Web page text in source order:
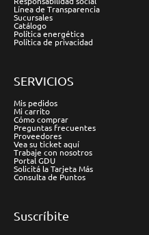
Línea de Transparencia
Sucursales
Catálogo
Política energética
Política de privacidad
SERVICIOS
Mis pedidos
Mi carrito
Cómo comprar
Preguntas frecuentes
Proveedores
Vea su ticket aquí
Trabaje con nosotros
Portal GDU
Solicitá la Tarjeta Más
Consulta de Puntos
Suscríbite